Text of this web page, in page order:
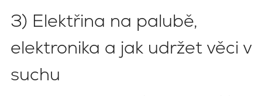
3) Elektřina na palubě,
elektronika a jak udržet věci v
suchu